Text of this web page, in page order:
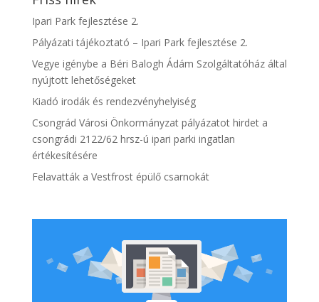
Ipari Park fejlesztése 2.
Pályázati tájékoztató – Ipari Park fejlesztése 2.
Vegye igénybe a Béri Balogh Ádám Szolgáltatóház által
nyújtott lehetőségeket
Kiadó irodák és rendezvényhelyiség
Csongrád Városi Önkormányzat pályázatot hirdet a
csongrádi 2122/62 hrsz-ú ipari parki ingatlan
értékesítésére
Felavatták a Vestfrost épülő csarnokát